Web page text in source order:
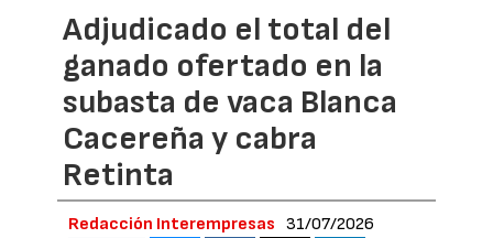
Adjudicado el total del
ganado ofertado en la
subasta de vaca Blanca
Cacereña y cabra
Retinta
Redacción Interempresas 31/07/2026